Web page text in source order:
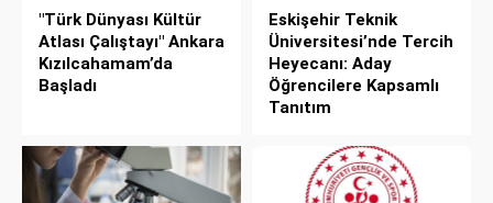
"Türk Dünyası Kültür
Atlası Çalıştayı" Ankara
Kızılcahamam’da
Başladı
Eskişehir Teknik
Üniversitesi’nde Tercih
Heyecanı: Aday
Öğrencilere Kapsamlı
Tanıtım